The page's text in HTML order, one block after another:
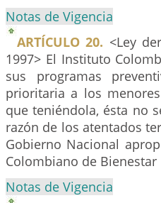
Notas de Vigencia
ARTÍCULO 20. <Ley
1997> El Instituto
sus programas
prioritaria a los
que teniéndola, ésta no
razón de los atentados
Gobierno Nacional
Colombiano de
Notas de Vigencia